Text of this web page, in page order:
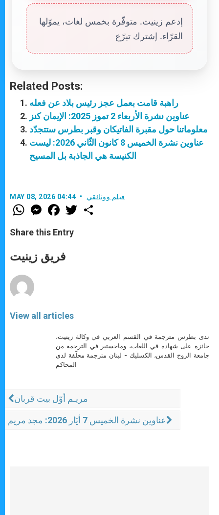
إدعم زينيت. متوفّرة بخمس لغات، يموّلها
القرّاء. إشترك تبرّع
Related Posts:
راهبة قامت بعمل عجز رئيس بلاد عن فعله
عناوين نشرة الأربعاء 2 تموز 2025: الإيمان كنز
معلوماتنا حول مقبرة الفاتيكان وقبر بطرس ستتجدّد
عناوين نشرة الخميس 8 كانون الثّاني 2026: ليست
الكنيسة هي الجاذبة بل المسيح
MAY 08, 2026 04:44 فيلم ووثائقي
W
h
t
s
p
p
M
e
s
e
g
e
F
a
e
b
o
k
T
w
Share this Entry
فريق زينيت
View all articles
ندى بطرس مترجمة في القسم العربي في وكالة زينيت،
حائزة على شهادة في اللغات، وماجستير في الترجمة من
جامعة الروح القدس، الكسليك - لبنان مترجمة محلّفة لدى
المحاكم
مريـم أوّل بيت قربان
عناوين نشرة الخميس 7 أيّار 2026: مجد مريم